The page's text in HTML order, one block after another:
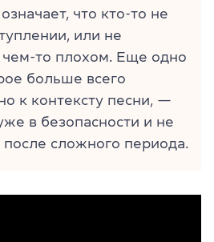
что кто-то не
или не
чем-то плохом. Еще одно
больше всего
к контексту песни, —
в безопасности и не
сложного периода.